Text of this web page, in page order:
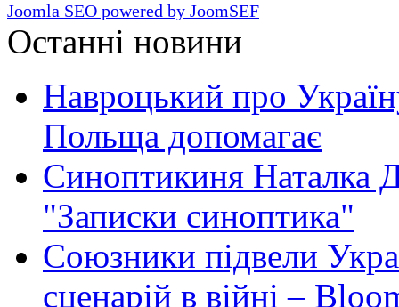
Joomla SEO powered by JoomSEF
Останні новини
Навроцький про
Польща допомагає
Синоптикиня Наталка
"Записки синоптика"
Союзники підвели
сценарій в війні –